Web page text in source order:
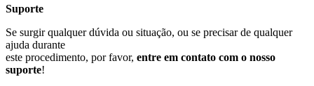
Suporte
Se surgir qualquer dúvida ou situação, ou se precisar de qualquer
ajuda durante
este procedimento, por favor, entre em contato com o nosso
suporte!